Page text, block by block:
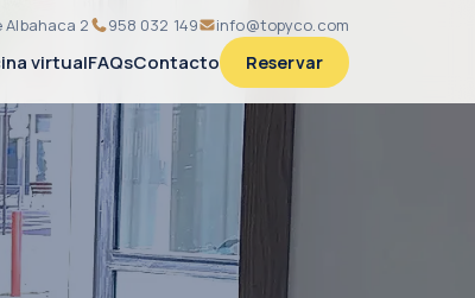
Albahaca 2 958 032 149 info@topyco.com
virtualFAQsContacto Reservar